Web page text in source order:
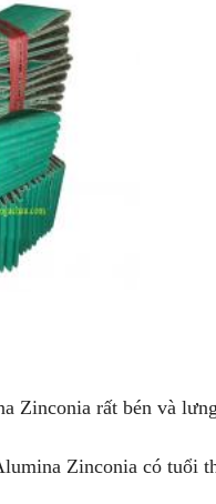
Zinconia rất bén và
Zinconia có tuổi